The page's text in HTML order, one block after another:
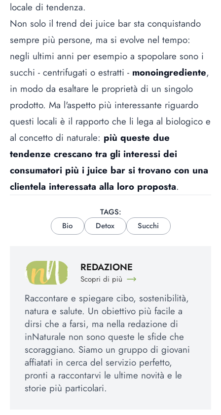
locale di tendenza.
Non solo il trend dei juice bar sta conquistando
sempre più persone, ma si evolve nel tempo:
negli ultimi anni per esempio a spopolare sono i
succhi - centrifugati o estratti - monoingrediente,
in modo da esaltare le proprietà di un singolo
prodotto. Ma l'aspetto più interessante riguardo
questi locali è il rapporto che li lega al biologico e
al concetto di naturale: più queste due
tendenze crescano tra gli interessi dei
consumatori più i juice bar si trovano con una
clientela interessata alla loro proposta.
TAGS:
Bio
Detox Succhi
REDAZIONE
Scopri di più
Raccontare e spiegare cibo, sostenibilità,
natura e salute. Un obiettivo più facile a
dirsi che a farsi, ma nella redazione di
inNaturale non sono queste le sfide che
scoraggiano. Siamo un gruppo di giovani
affiatati in cerca del servizio perfetto,
pronti a raccontarvi le ultime novità e le
storie più particolari.